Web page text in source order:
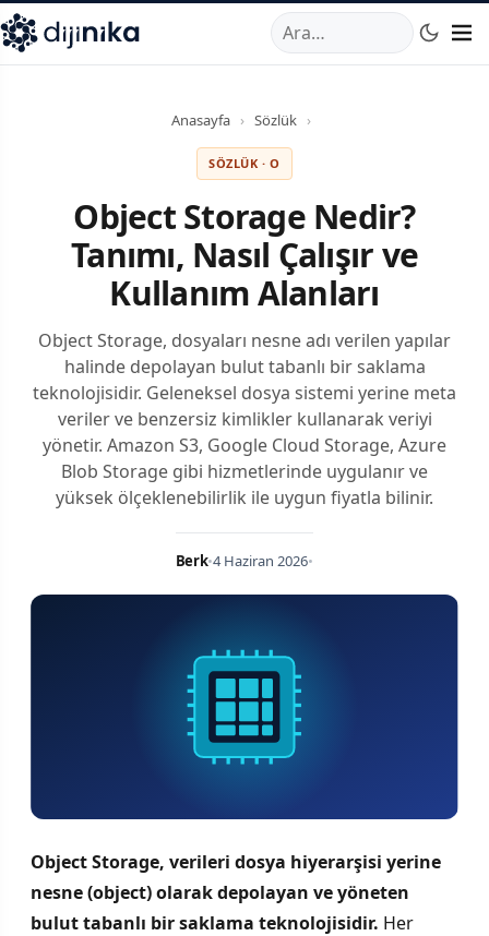
,Marmara Mahallesi,Beylikdüzü34520TRTelefon:0850
Anasayfa › Sözlük ›
SÖZLÜK · O
Object Storage Nedir?
Tanımı, Nasıl Çalışır ve
Kullanım Alanları
Object Storage, dosyaları nesne adı verilen yapılar
halinde depolayan bulut tabanlı bir saklama
teknolojisidir. Geleneksel dosya sistemi yerine meta
veriler ve benzersiz kimlikler kullanarak veriyi
yönetir. Amazon S3, Google Cloud Storage, Azure
Blob Storage gibi hizmetlerinde uygulanır ve
yüksek ölçeklenebilirlik ile uygun fiyatla bilinir.
Berk•4 Haziran 2026•
Object Storage, verileri dosya hiyerarşisi yerine
nesne (object) olarak depolayan ve yöneten
bulut tabanlı bir saklama teknolojisidir. Her